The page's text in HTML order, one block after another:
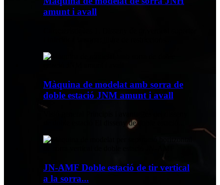
amunt i avall
Màquina de modelat amb sorra de
doble estació JNM amunt i avall
de doble estació El disseny de doble estació...
JN-AMF Doble estació de tir vertical
a la sorra...